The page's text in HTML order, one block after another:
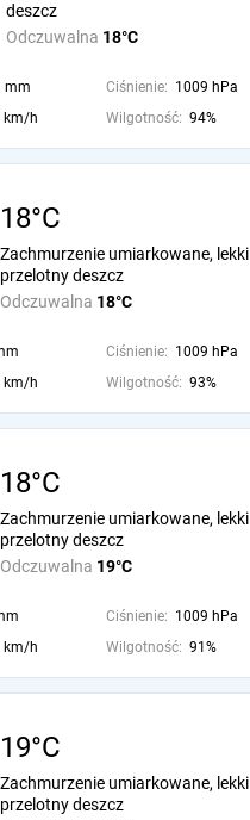
Odczuwalna 18°C
deszcz
mm Ciśnienie: 1009 hPa
km/h Wilgotność: 94%
18°C
Odczuwalna 18°C
Zachmurzenie umiarkowane, lekki
przelotny deszcz
Ciśnienie: 1009 hPa
km/h Wilgotność: 93%
18°C
Odczuwalna 19°C
Zachmurzenie umiarkowane, lekki
przelotny deszcz
Ciśnienie: 1009 hPa
km/h Wilgotność: 91%
19°C
Zachmurzenie umiarkowane, lekki
przelotny deszcz